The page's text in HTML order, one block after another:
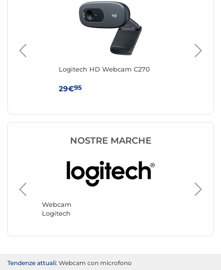
Logitech HD Webcam C270
29€95
NOSTRE MARCHE
Webcam
Logitech
Yealink
Tendenze attuali: Webcam con microfono